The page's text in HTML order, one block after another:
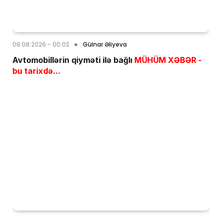
08.08.2026 - 00:02 Gülnar Əliyeva
Avtomobillərin qiyməti ilə bağlı MÜHÜM XƏBƏR -
bu tarixdə...